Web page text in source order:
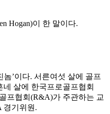
Hogan)이 한 말이다.
’이다. 서른여섯 살에 골프
살에 한국프로골프협회
프협회(R&A)가 주관하는 교
경기위원.